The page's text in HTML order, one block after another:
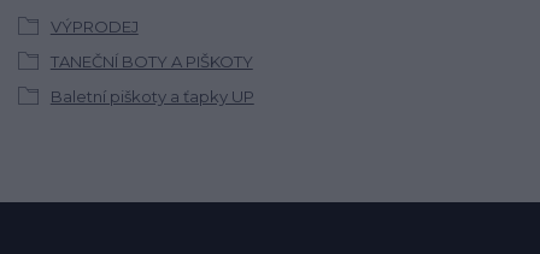
VÝPRODEJ
TANEČNÍ BOTY A PIŠKOTY
Baletní piškoty a ťapky UP